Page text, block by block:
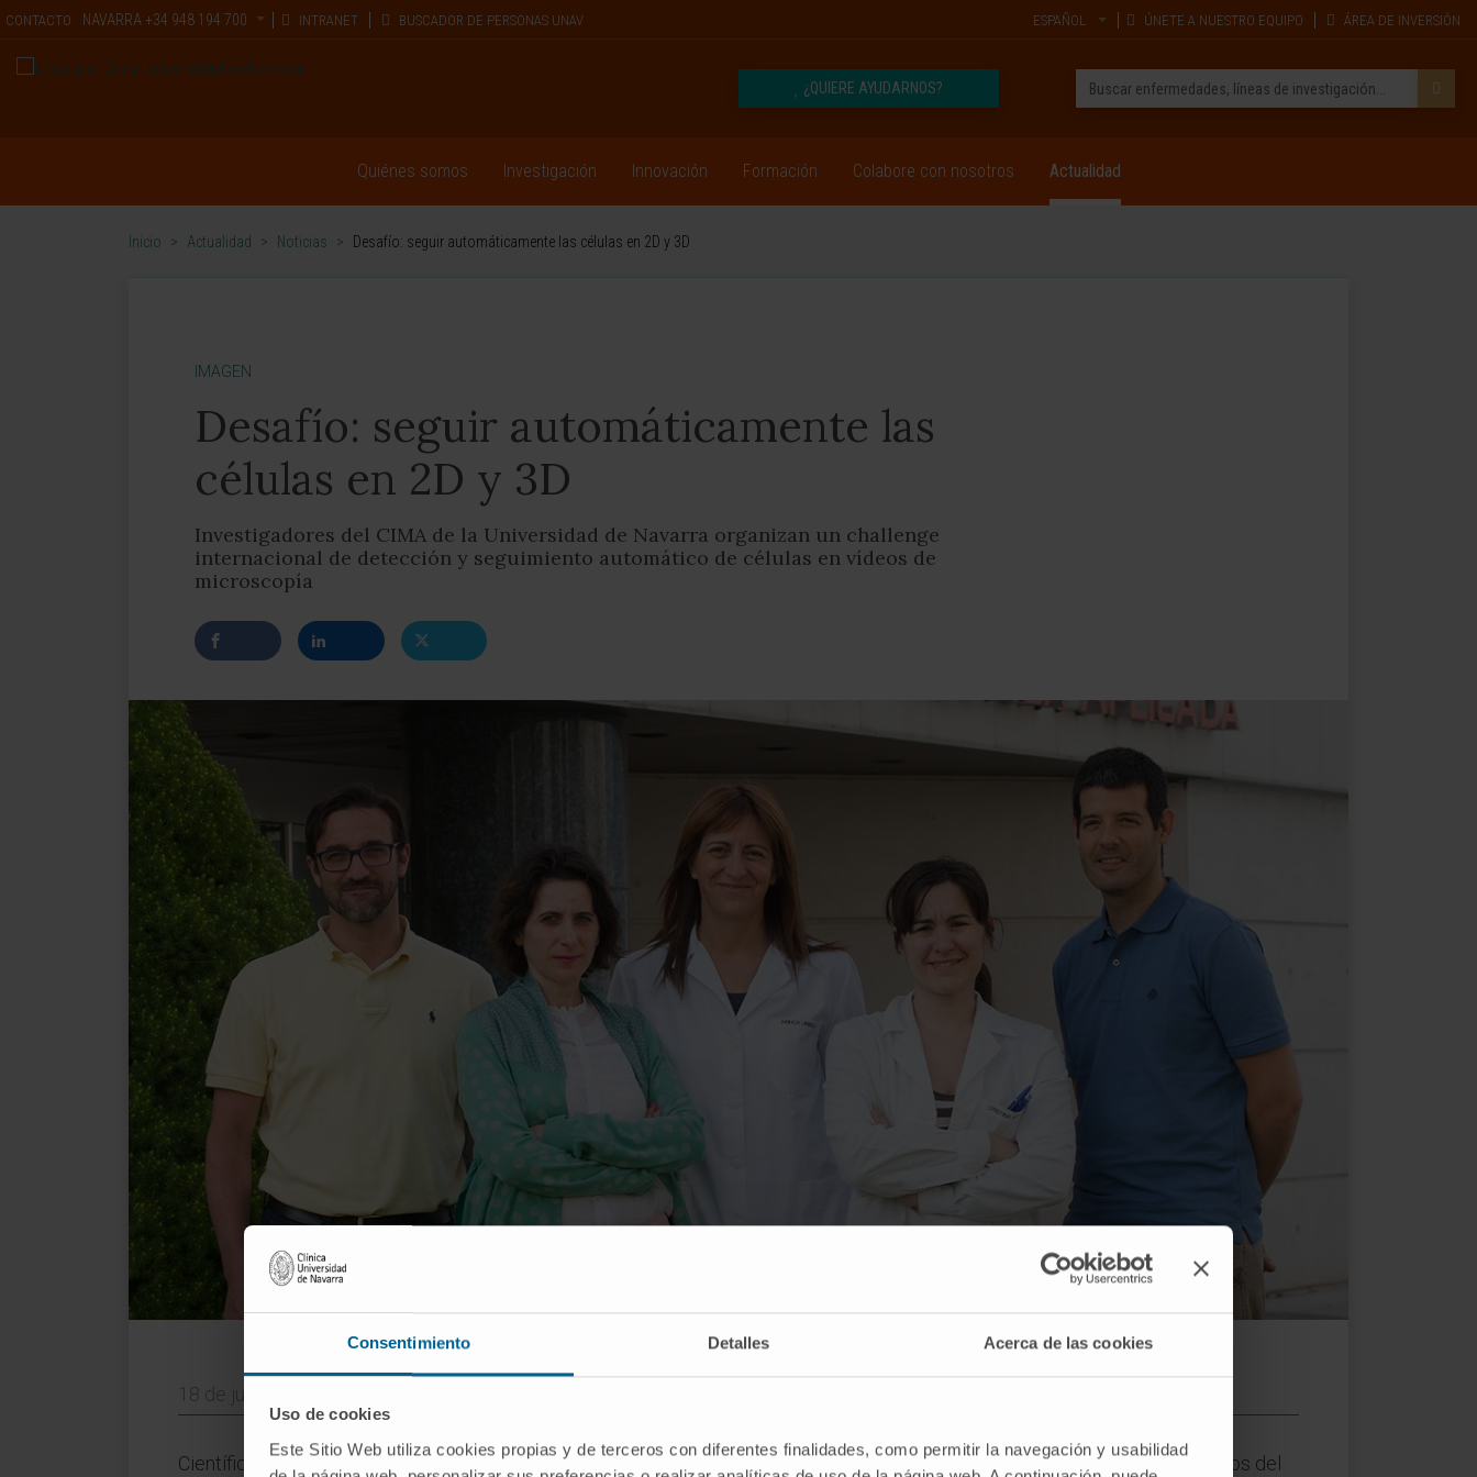
Consentimiento Detalles Acerca de las cookies
Uso de cookies
Este Sitio Web utiliza cookies propias y de terceros con diferentes finalidades, como permitir la navegación y usabilidad
CONTACTO NAVARRA +34 948 194 700 INTRANET BUSCADOR DE PERSONAS UNAV ESPAÑOL ÚNETE A NUESTRO EQUIPO ÁREA DE INVERSIÓN
¿QUIERE AYUDARNOS?
Quiénes somos Investigación Innovación Formación Colabore con nosotros Actualidad
Inicio > Actualidad > Noticias > Desafío: seguir automáticamente las células en 2D y 3D
IMAGEN
Desafío: seguir automáticamente las
células en 2D y 3D
Investigadores del CIMA de la Universidad de Navarra organizan un challenge
internacional de detección y seguimiento automático de células en vídeos de
microscopía
Carlos Ortiz de Solórzano, Arrate Muñoz, Ainhoa Urbiola, Cristina Ederra y Miguel Galarraga, de la Plataforma de Imagen del CIMA.
18 de junio de 2014
Científicos del Centro de Investigación Médica Aplicada(CIMA) de la Universidad de Navarra han presentado los resultados del